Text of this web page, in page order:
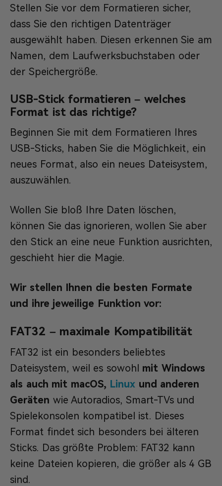
Stellen Sie vor dem Formatieren sicher,
dass Sie den richtigen Datenträger
ausgewählt haben. Diesen erkennen Sie am
Namen, dem Laufwerksbuchstaben oder
der Speichergröße.
USB-Stick formatieren – welches
Format ist das richtige?
Beginnen Sie mit dem Formatieren Ihres
USB-Sticks, haben Sie die Möglichkeit, ein
neues Format, also ein neues Dateisystem,
auszuwählen.
Wollen Sie bloß Ihre Daten löschen,
können Sie das ignorieren, wollen Sie aber
den Stick an eine neue Funktion ausrichten,
geschieht hier die Magie.
Wir stellen Ihnen die besten Formate
und ihre jeweilige Funktion vor:
FAT32 – maximale Kompatibilität
FAT32 ist ein besonders beliebtes
Dateisystem, weil es sowohl mit Windows
als auch mit macOS, Linux und anderen
Geräten wie Autoradios, Smart-TVs und
Spielekonsolen kompatibel ist. Dieses
Format findet sich besonders bei älteren
Sticks. Das größte Problem: FAT32 kann
keine Dateien kopieren, die größer als 4 GB
sind.